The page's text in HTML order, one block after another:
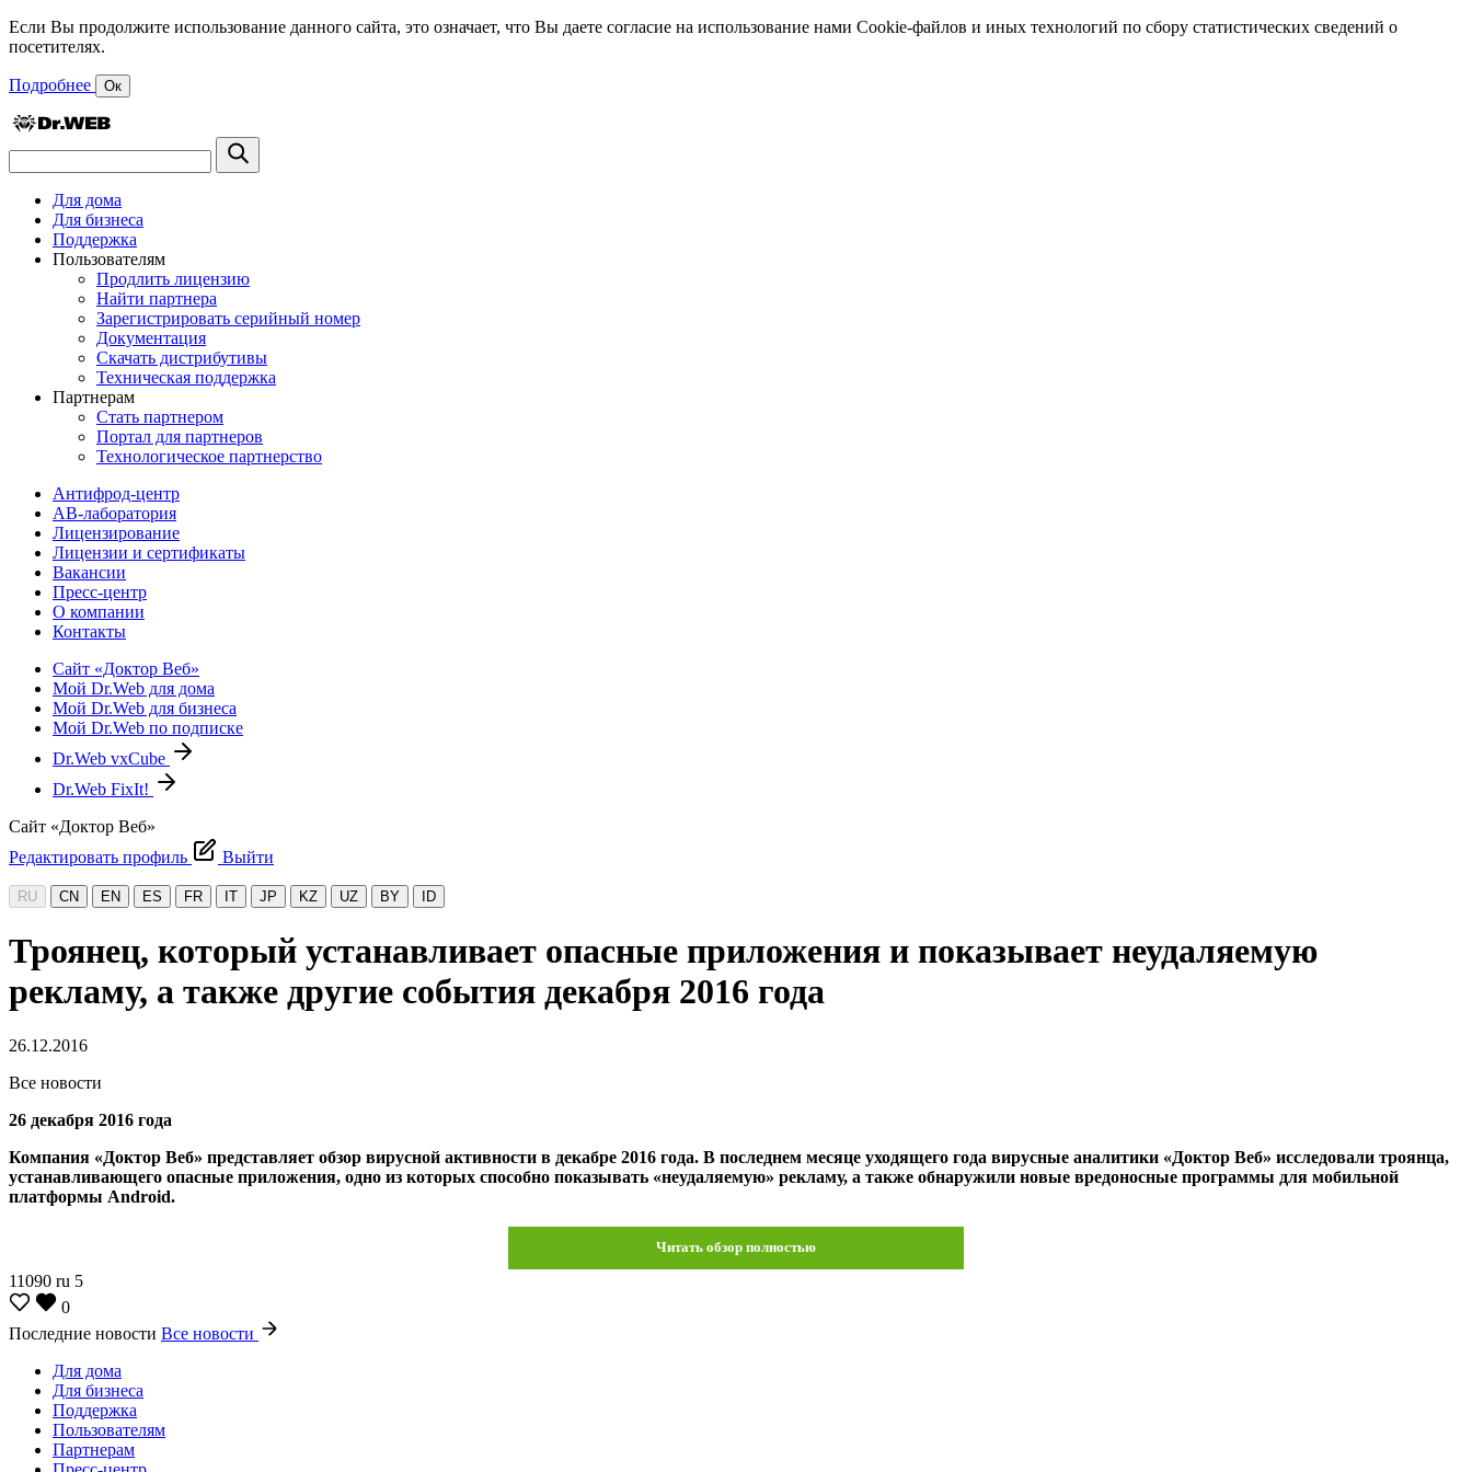
Если Вы продолжите использование данного сайта, это означает, что Вы даете согласие на использование нами Cookie-файлов и иных технологий по сбору статистических сведений о
посетителях.
Подробнее Ок
Для дома
Для бизнеса
Поддержка
Пользователям
Продлить лицензию
Найти партнера
Зарегистрировать серийный номер
Документация
Скачать дистрибутивы
Техническая поддержка
Партнерам
Стать партнером
Портал для партнеров
Технологическое партнерство
Антифрод-центр
АВ-лаборатория
Лицензирование
Лицензии и сертификаты
Вакансии
Пресс-центр
О компании
Контакты
Сайт «Доктор Веб»
Мой Dr.Web для дома
Мой Dr.Web для бизнеса
Мой Dr.Web по подписке
Dr.Web vxCube
Dr.Web FixIt!
Сайт «Доктор Веб»
Редактировать профиль
Выйти
RU CN EN ES FR IT JP KZ UZ BY ID
Троянец, который устанавливает опасные приложения и показывает неудаляемую
рекламу, а также другие события декабря 2016 года
26.12.2016
Все новости
26 декабря 2016 года
Компания «Доктор Веб» представляет обзор вирусной активности в декабре 2016 года. В последнем месяце уходящего года вирусные аналитики «Доктор Веб» исследовали троянца,
устанавливающего опасные приложения, одно из которых способно показывать «неудаляемую» рекламу, а также обнаружили новые вредоносные программы для мобильной
платформы Android.
Читать обзор полностью
11090 ru 5
0
Последние новости Все новости
Для дома
Для бизнеса
Поддержка
Пользователям
Партнерам